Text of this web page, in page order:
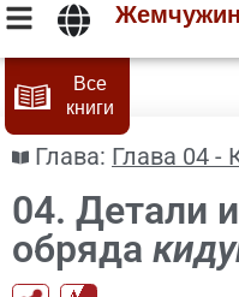
Все
книги
Глава: Глава 04 -
04. Детали
обряда